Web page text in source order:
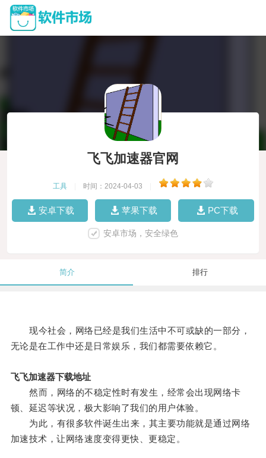
飞飞加速器官网
工具 时间：2024-04-03
安卓下载 苹果下载 PC下载
安卓市场，安全绿色
简介 排行
现今社会，网络已经是我们生活中不可或缺的一部分，
无论是在工作中还是日常娱乐，我们都需要依赖它。
飞飞加速器下载地址
然而，网络的不稳定性时有发生，经常会出现网络卡
顿、延迟等状况，极大影响了我们的用户体验。
为此，有很多软件诞生出来，其主要功能就是通过网络
加速技术，让网络速度变得更快、更稳定。